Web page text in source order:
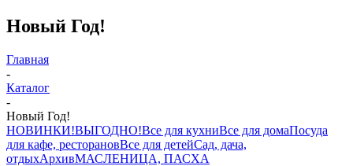
Новый Год!
Главная
-
Каталог
-
Новый Год!
НОВИНКИ!ВЫГОДНО!Все для кухниВсе для домаПосуда
для кафе, ресторановВсе для детейСад, дача,
отдыхАрхивМАСЛЕНИЦА, ПАСХА